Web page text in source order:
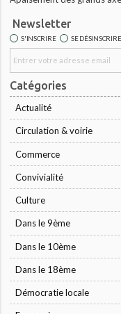
Newsletter
S'INSCRIRE SE DÉSINSCRIRE
Catégories
Actualité
Circulation & voirie
Commerce
Convivialité
Culture
Dans le 9ème
Dans le 10ème
Dans le 18ème
Démocratie locale